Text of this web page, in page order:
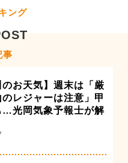
ング
事
のお天気】週末は「厳
レジャーは注意」甲
…光岡気象予報士が解